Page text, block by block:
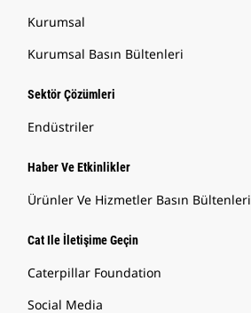
Kurumsal
Kurumsal Basın Bültenleri
Sektör Çözümleri
Endüstriler
Haber Ve Etkinlikler
Ürünler Ve Hizmetler Basın Bültenleri
Cat Ile İletişime Geçin
Caterpillar Foundation
Social Media